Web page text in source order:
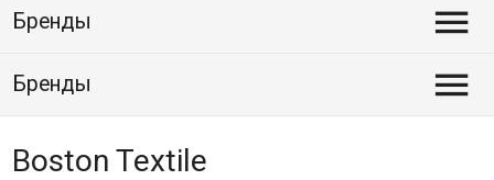
Бренды 
Бренды 
Boston Textile